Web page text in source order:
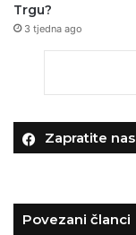
Trgu?
3 tjedna ago
Zapratite
Povezani članci